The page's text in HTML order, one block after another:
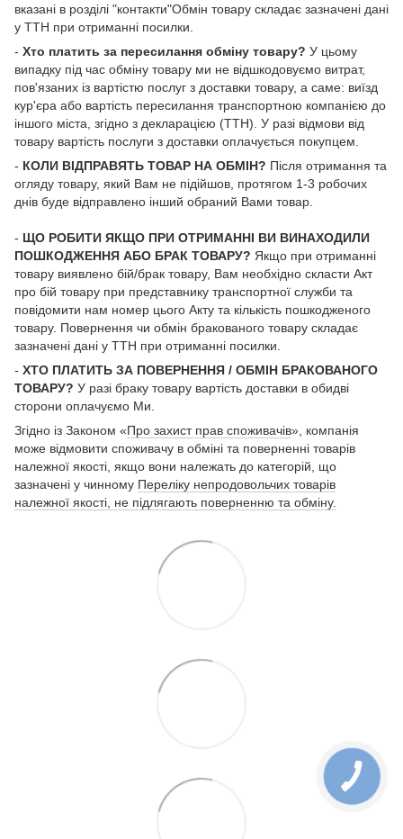
вказані в розділі "контакти"Обмін товару складає зазначені дані
у ТТН при отриманні посилки.
- Хто платить за пересилання обміну товару? У цьому
випадку під час обміну товару ми не відшкодовуємо витрат,
пов'язаних із вартістю послуг з доставки товару, а саме: виїзд
кур'єра або вартість пересилання транспортною компанією до
іншого міста, згідно з декларацією (ТТН). У разі відмови від
товару вартість послуги з доставки оплачується покупцем.
- КОЛИ ВІДПРАВЯТЬ ТОВАР НА ОБМІН? Після отримання та
огляду товару, який Вам не підійшов, протягом 1-3 робочих
днів буде відправлено інший обраний Вами товар.
- ЩО РОБИТИ ЯКЩО ПРИ ОТРИМАННІ ВИ ВИНАХОДИЛИ
ПОШКОДЖЕННЯ АБО БРАК ТОВАРУ? Якщо при отриманні
товару виявлено бій/брак товару, Вам необхідно скласти Акт
про бій товару при представнику транспортної служби та
повідомити нам номер цього Акту та кількість пошкодженого
товару. Повернення чи обмін бракованого товару складає
зазначені дані у ТТН при отриманні посилки.
- ХТО ПЛАТИТЬ ЗА ПОВЕРНЕННЯ / ОБМІН БРАКОВАНОГО
ТОВАРУ? У разі браку товару вартість доставки в обидві
сторони оплачуємо Ми.
Згідно із Законом «Про захист прав споживачів», компанія
може відмовити споживачу в обміні та поверненні товарів
належної якості, якщо вони належать до категорій, що
зазначені у чинному Переліку непродовольчих товарів
належної якості, не підлягають поверненню та обміну.